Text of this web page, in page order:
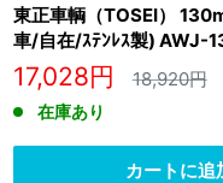
東正車輌（TOSEI）
車/自在/ｽﾃﾝﾚｽ製) AWJ-
販
売
価
格
17,028円 通
18,920円
在庫あり
カートに追